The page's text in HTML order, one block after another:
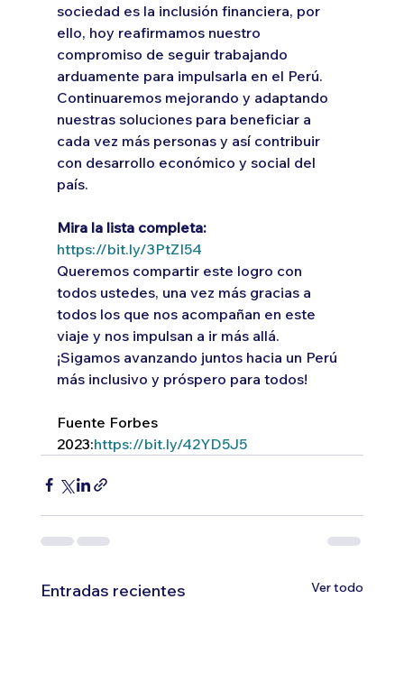
sociedad es la inclusión financiera, por
ello, hoy reafirmamos nuestro
compromiso de seguir trabajando
arduamente para impulsarla en el Perú.
Continuaremos mejorando y adaptando
nuestras soluciones para beneficiar a
cada vez más personas y así contribuir
con desarrollo económico y social del
país.
Mira la lista completa:
https://bit.ly/3PtZI54
Queremos compartir este logro con
todos ustedes, una vez más gracias a
todos los que nos acompañan en este
viaje y nos impulsan a ir más allá.
¡Sigamos avanzando juntos hacia un Perú
más inclusivo y próspero para todos!
Fuente Forbes
2023:https://bit.ly/42YD5J5
Entradas recientes Ver todo